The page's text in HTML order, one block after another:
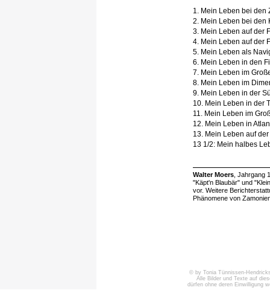
1. Mein Leben bei den
2. Mein Leben bei den
3. Mein Leben auf der
4. Mein Leben auf der
5. Mein Leben als
6. Mein Leben in den
7. Mein Leben im
8. Mein Leben im
9. Mein Leben in der
10. Mein Leben in der
11. Mein Leben im
12. Mein Leben in
13. Mein Leben auf
13 1/2: Mein halbes
Walter Moers , Jahrgang
"Käpt'n Blaubär" und
vor. Weitere
Phänomene von
© by Tonia Tünnissen-
Alle Bilder und Texte auf
dürfen ohne deren Einwilligung